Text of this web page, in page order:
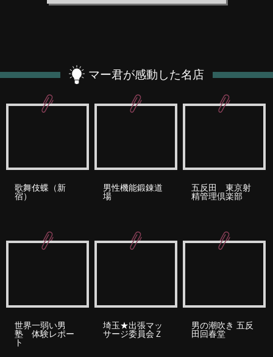
マー君が感動した名店
歌舞伎蝶（新
宿）
男性機能鍛錬道
場
五反田 東京射
精管理倶楽部
世界一弱い男
塾 体験レポー
ト
埼玉★出張マッ
サージ委員会Ｚ
男の潮吹き 五反
田回春堂